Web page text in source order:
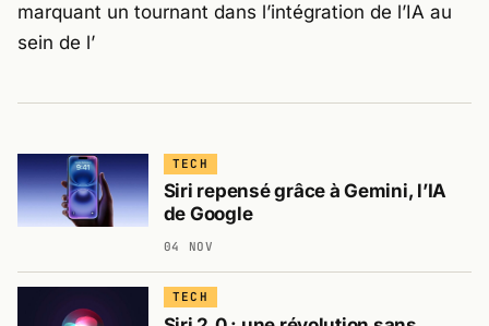
marquant un tournant dans l’intégration de l’IA au
sein de l’
TECH
Siri repensé grâce à Gemini, l’IA
de Google
04 NOV
TECH